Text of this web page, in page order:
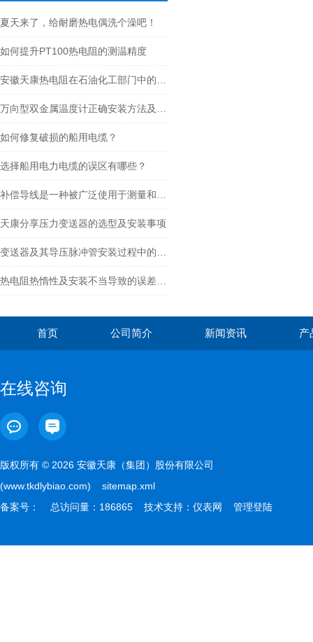
夏天来了，给耐磨热电偶洗个澡吧！
如何提升PT100热电阻的测温精度
如何修复破损的船用电缆？
选择船用电力电缆的误区有哪些？
天康分享压力变送器的选型及安装事项
首页 公司简介 新闻资讯 产
在线咨询
版权所有 © 2026 安徽天康（集团）股份有限公司
(www.tkdlybiao.com) sitemap.xml
备案号：
总访问量：186865 技术支持： 仪表网 管理登陆